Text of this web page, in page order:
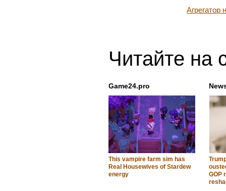
Читайте на
Game24.pro
This vampire farm sim has
Real Housewives of Stardew
energy
GOP